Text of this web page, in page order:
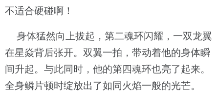
不适合硬碰啊！
身体猛然向上拔起，第二魂环闪耀，一双龙翼
在星焱背后张开。双翼一拍，带动着他的身体瞬
间升起。与此同时，他的第四魂环也亮了起来。
全身鳞片顿时绽放出了如同火焰一般的光芒。